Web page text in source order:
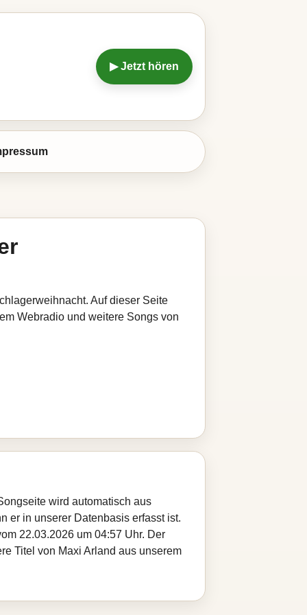
▶ Jetzt hören
Auf dieser Seite
Webradio und weitere Songs von
wird automatisch aus
er in unserer Datenbasis erfasst ist.
22.03.2026 um 04:57 Uhr. Der
Titel von Maxi Arland aus unserem